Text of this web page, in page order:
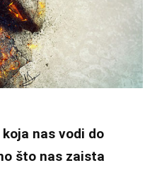
nas vodi do
što nas zaista